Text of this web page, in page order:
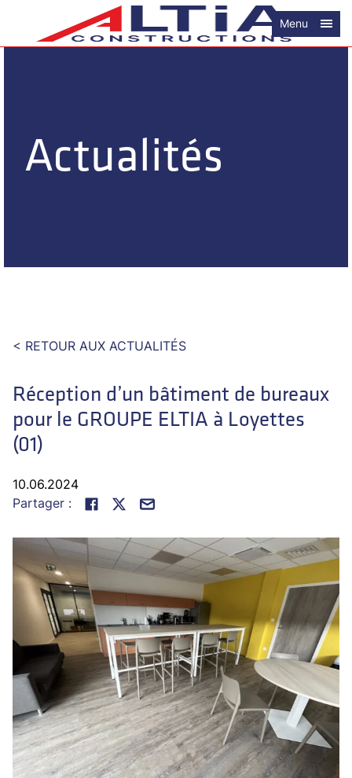
Menu
Actualités
< RETOUR AUX ACTUALITÉS
Réception d’un bâtiment de bureaux
pour le GROUPE ELTIA à Loyettes
(01)
10.06.2024
Partager :